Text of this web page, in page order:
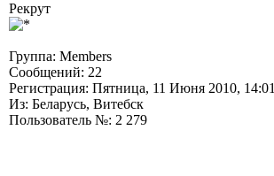
Рекрут
Группа: Members
Сообщений: 22
Регистрация: Пятница, 11 Июня 2010, 14:01
Из: Беларусь, Витебск
Пользователь №: 2 279